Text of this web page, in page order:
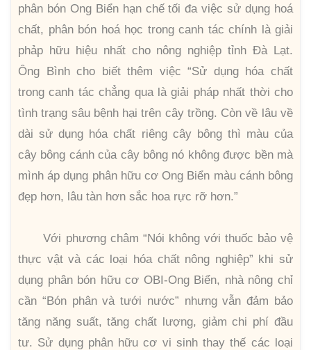
phân bón Ong Biển hạn chế tối đa việc sử dụng hoá
chất, phân bón hoá học trong canh tác chính là giải
phảp hữu hiệu nhất cho nông nghiệp tỉnh Đà Lạt.
Ông Bình cho biết thêm việc “Sử dụng hóa chất
trong canh tác chẳng qua là giải pháp nhất thời cho
tình trạng sâu bệnh hại trên cây trồng. Còn về lâu về
dài sử dụng hóa chất riêng cây bông thì màu của
cây bông cánh của cây bông nó không được bền mà
mình áp dụng phân hữu cơ Ong Biển màu cánh bông
đẹp hơn, lâu tàn hơn sắc hoa rực rỡ hơn.”
Với phương châm “Nói không với thuốc bảo vệ
thực vật và các loại hóa chất nông nghiệp” khi sử
dụng phân bón hữu cơ OBI-Ong Biển, nhà nông chỉ
cần “Bón phân và tưới nước” nhưng vẫn đảm bảo
tăng năng suất, tăng chất lượng, giảm chi phí đầu
tư. Sử dụng phân hữu cơ vi sinh thay thế các loại